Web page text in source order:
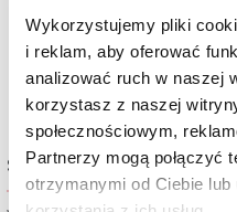
Wykorzystujemy pliki
i reklam, aby oferować
analizować ruch w naszej
korzystasz z naszej
społecznościowym,
Partnerzy mogą połączyć
otrzymanymi od Ciebie
1 430zł
Sprawdź dostępność w salonie